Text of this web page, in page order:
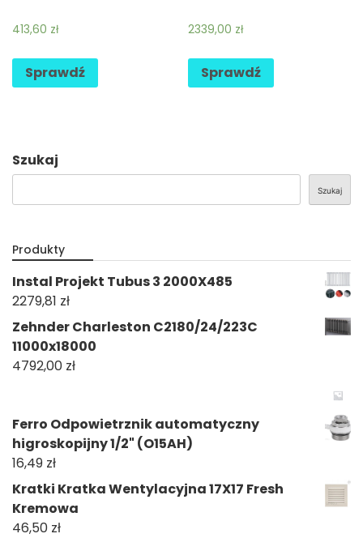
413,60 zł
Sprawdź
2339,00 zł
Sprawdź
Szukaj
Szukaj
Produkty
Instal Projekt Tubus 3 2000X485
2279,81 zł
Zehnder Charleston C2180/24/223C
11000x18000
4792,00 zł
Ferro Odpowietrznik automatyczny
higroskopijny 1/2" (O15AH)
16,49 zł
Kratki Kratka Wentylacyjna 17X17 Fresh
Kremowa
46,50 zł